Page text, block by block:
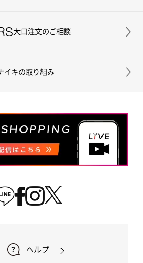
大口注文のご相談
イキの取り組み
ヘルプ